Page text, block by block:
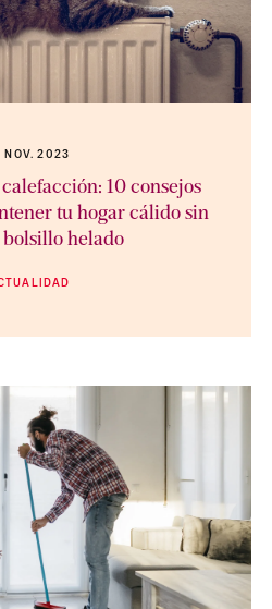
NOV. 2023
10 consejos
tu hogar cálido sin
helado